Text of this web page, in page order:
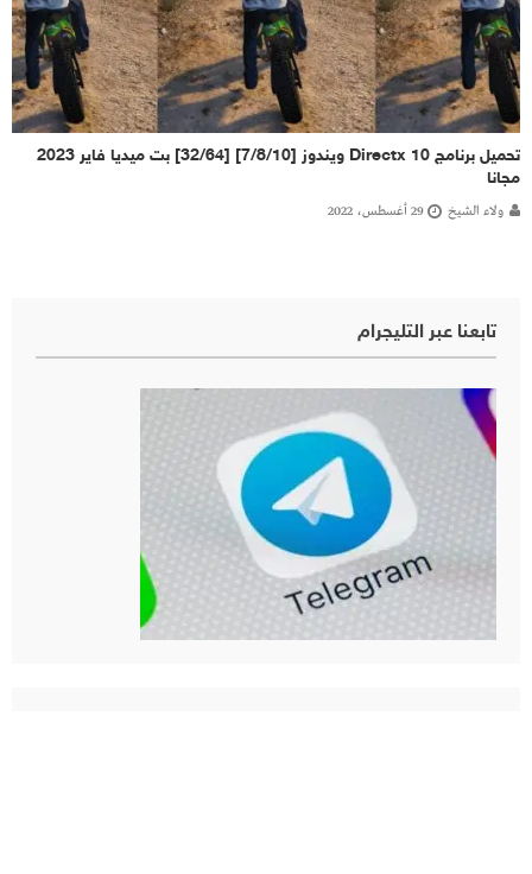
تحميل برنامج Directx 10 ويندوز [7/8/10] [32/64] بت ميديا فاير 2023
مجانا
ولاء الشيخ 29 أغسطس، 2022
تابعنا عبر التليجرام